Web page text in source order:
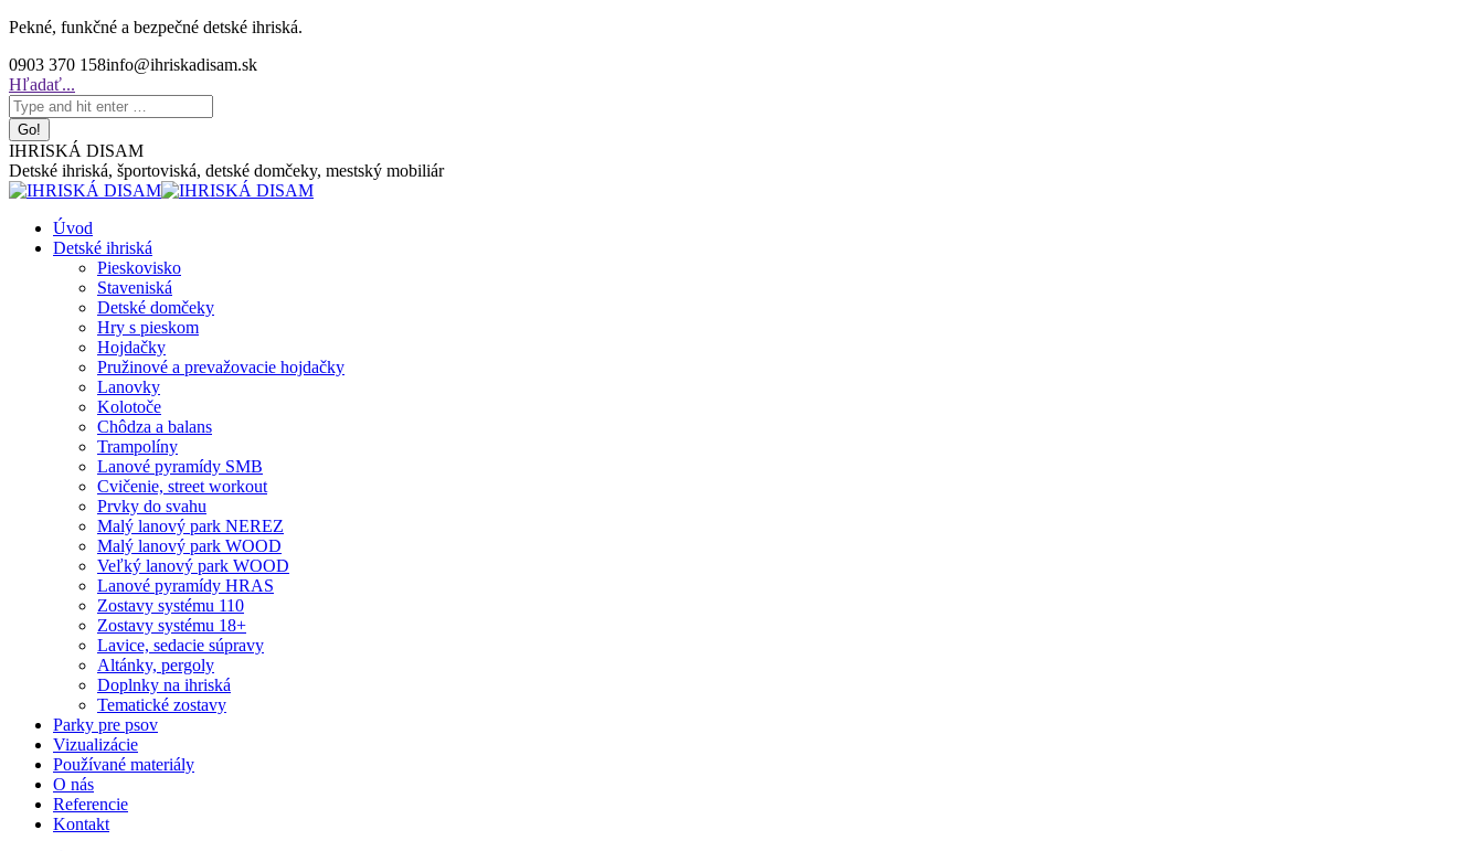
Skip
content
Pekné, funkčné a bezpečné detské ihriská.
0903 370 158info@ihriskadisam.sk
Search:
Hľadať...
IHRISKÁ DISAM
Detské ihriská, športoviská, detské domčeky, mestský mobiliár
Úvod
Detské ihriská
Pieskovisko
Staveniská
Detské domčeky
Hry s pieskom
Hojdačky
Pružinové a prevažovacie hojdačky
Lanovky
Kolotoče
Chôdza a balans
Trampolíny
Lanové pyramídy SMB
Cvičenie, street workout
Prvky do svahu
Malý lanový park NEREZ
Malý lanový park WOOD
Veľký lanový park WOOD
Lanové pyramídy HRAS
Zostavy systému 110
Zostavy systému 18+
Lavice, sedacie súpravy
Altánky, pergoly
Doplnky na ihriská
Tematické zostavy
Parky pre psov
Vizualizácie
Používané materiály
O nás
Referencie
Kontakt